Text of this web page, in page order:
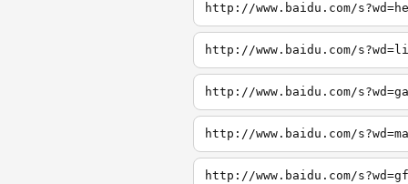
http://www.baidu.com/
http://www.baidu.com/
http://www.baidu.com/
http://www.baidu.com/
http://www.baidu.com/